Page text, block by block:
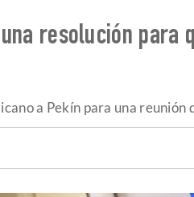
resolución
a Pekín para una